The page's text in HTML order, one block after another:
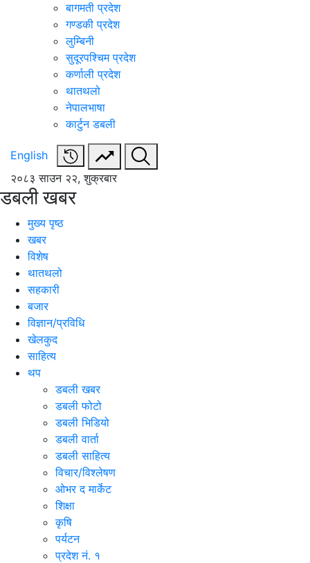
बागमती प्रदेश
गण्डकी प्रदेश
लुम्बिनी
सुदूरपश्चिम प्रदेश
कर्णाली प्रदेश
थातथलो
नेपालभाषा
कार्टुन डबली
English
२०८३ साउन २२, शुक्रबार
डबली खबर
मुख्य पृष्ठ
खबर
विशेष
थातथलो
सहकारी
बजार
विज्ञान/प्रविधि
खेलकुद
साहित्य
थप
डबली खबर
डबली फोटो
डबली भिडियो
डबली वार्ता
डबली साहित्य
विचार/विश्‍लेषण
ओभर द मार्केट
शिक्षा
कृषि
पर्यटन
प्रदेश नं. १